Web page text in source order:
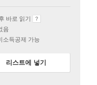
바로 읽기
음
소득공제 가능
리스트에 넣기